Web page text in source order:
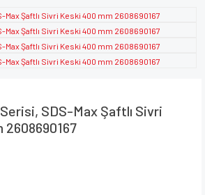
SDS-Max Şaftlı Sivri
2608690167